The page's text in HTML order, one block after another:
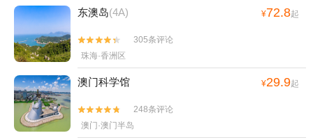
东澳岛(4A) ¥72.8起


305条评论
珠海·香洲区
澳门科学馆 ¥29.9起


248条评论
澳门·澳门半岛